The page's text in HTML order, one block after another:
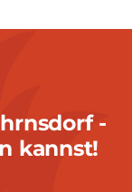
-
kannst!